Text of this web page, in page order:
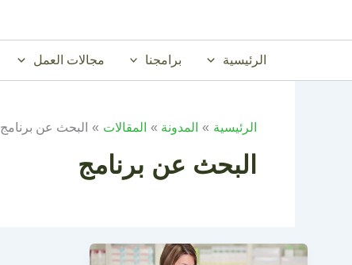
الرئيسية برامجنا مجالات العمل
الرئيسية المدونة المقالات البحث عن برنامج
البحث عن برنامج